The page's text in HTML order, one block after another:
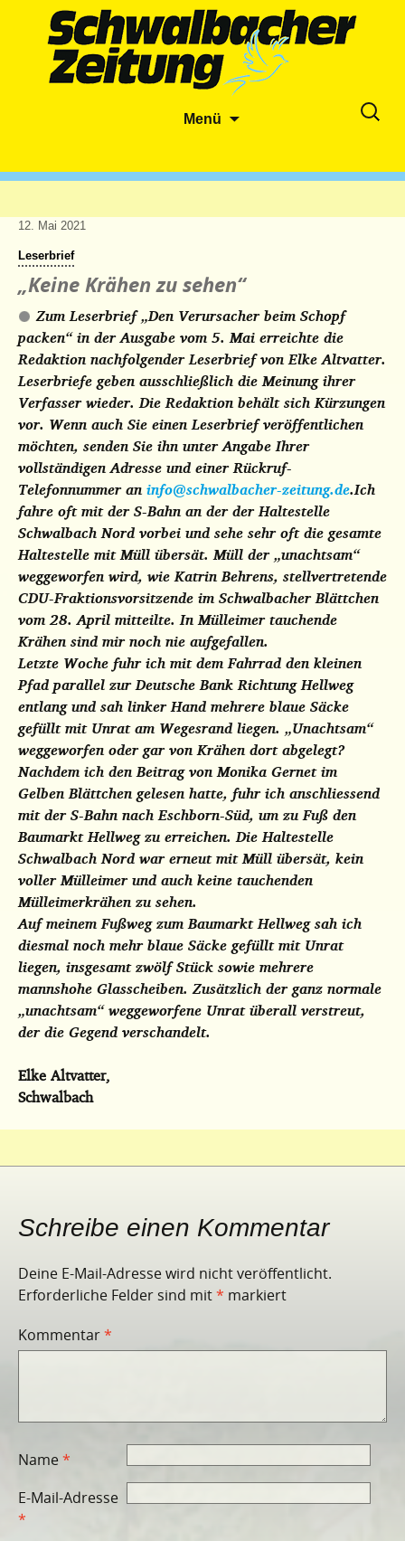
Menü
Suche
12. Mai 2021
Leserbrief
„Keine Krähen zu sehen“
Zum Leserbrief „Den Verursacher beim Schopf
packen“ in der Ausgabe vom 5. Mai erreichte die
Redaktion nachfolgender Leserbrief von Elke Altvatter.
Leserbriefe geben ausschließlich die Meinung ihrer
Verfasser wieder. Die Redaktion behält sich Kürzungen
vor. Wenn auch Sie einen Leserbrief veröffentlichen
möchten, senden Sie ihn unter Angabe Ihrer
vollständigen Adresse und einer Rückruf-
Telefonnummer aninfo@schwalbacher-zeitung.de.Ich
fahre oft mit der S-Bahn an der der Haltestelle
Schwalbach Nord vorbei und sehe sehr oft die gesamte
Haltestelle mit Müll übersät. Müll der „unachtsam“
weggeworfen wird, wie Katrin Behrens, stellvertretende
CDU-Fraktionsvorsitzende im Schwalbacher Blättchen
vom 28. April mitteilte. In Mülleimer tauchende
Krähen sind mir noch nie aufgefallen.
Letzte Woche fuhr ich mit dem Fahrrad den kleinen
Pfad parallel zur Deutsche Bank Richtung Hellweg
entlang und sah linker Hand mehrere blaue Säcke
gefüllt mit Unrat am Wegesrand liegen. „Unachtsam“
weggeworfen oder gar von Krähen dort abgelegt?
Nachdem ich den Beitrag von Monika Gernet im
Gelben Blättchen gelesen hatte, fuhr ich anschliessend
mit der S-Bahn nach Eschborn-Süd, um zu Fuß den
Baumarkt Hellweg zu erreichen. Die Haltestelle
Schwalbach Nord war erneut mit Müll übersät, kein
voller Mülleimer und auch keine tauchenden
Mülleimerkrähen zu sehen.
Auf meinem Fußweg zum Baumarkt Hellweg sah ich
diesmal noch mehr blaue Säcke gefüllt mit Unrat
liegen, insgesamt zwölf Stück sowie mehrere
mannshohe Glasscheiben. Zusätzlich der ganz normale
„unachtsam“ weggeworfene Unrat überall verstreut,
der die Gegend verschandelt.
Elke Altvatter,
Schwalbach
Schreibe einen Kommentar
Deine E-Mail-Adresse wird nicht veröffentlicht.
Erforderliche Felder sind mit* markiert
Kommentar*
Name*
E-Mail-Adresse
*